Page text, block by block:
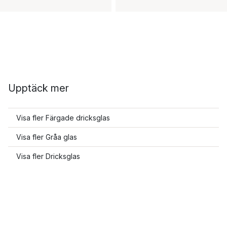
Upptäck mer
Visa fler Färgade dricksglas
Visa fler Gråa glas
Visa fler Dricksglas